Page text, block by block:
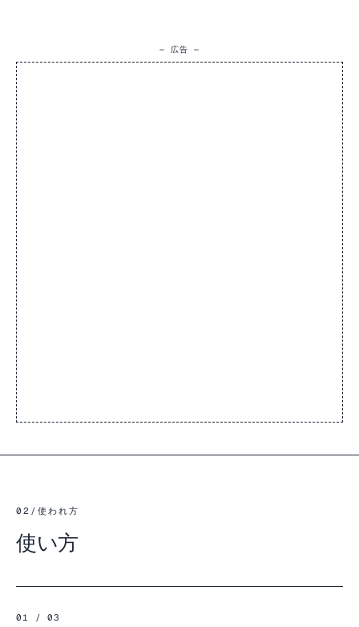
— 広告 —
02 / 使われ方
使い方
01 / 03